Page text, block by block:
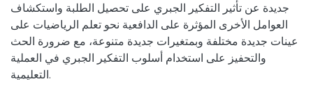
جديدة عن تأثير التفكير الجبري على تحصيل الطلبة واستكشاف
العوامل الأخرى المؤثرة على الدافعية نحو تعلم الرياضيات على
عينات جديدة مختلفة وبمتغيرات جديدة متنوعة، مع ضرورة الحث
والتحفيز على استخدام أسلوب التفكير الجبري في العملية
التعليمية.